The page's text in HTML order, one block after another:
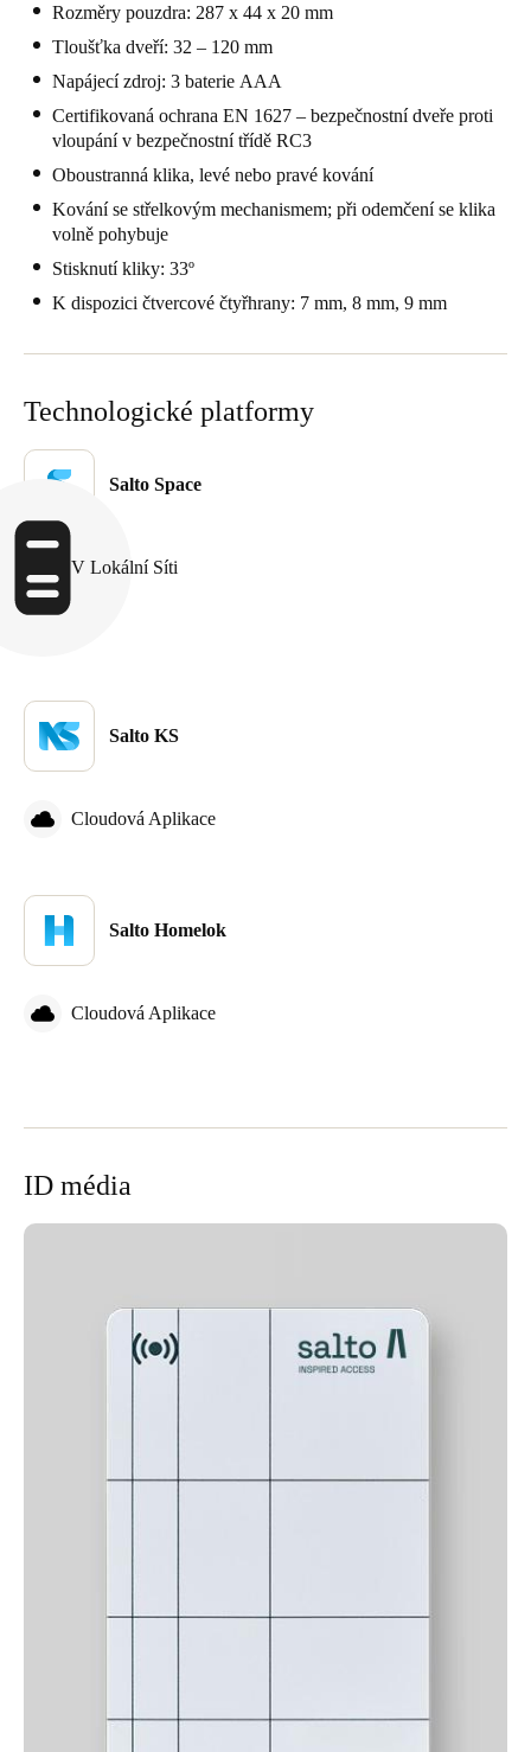
Czech Republic
Čeština
Danskere
English
Svenska English
Norway
NorskEnglish
Finnish
English
Uložit nový výběr jako výchozí
Rozměry pouzdra: 287 x 44 x 20 mm
Tloušťka dveří: 32 – 120 mm
Napájecí zdroj: 3 baterie AAA
Certifikovaná ochrana EN 1627 – bezpečnostní dveře proti
vloupání v bezpečnostní třídě RC3
Oboustranná klika, levé nebo pravé kování
Kování se střelkovým mechanismem; při odemčení se klika
volně pohybuje
Stisknutí kliky: 33º
K dispozici čtvercové čtyřhrany: 7 mm, 8 mm, 9 mm
Technologické platformy
Salto Space
V Lokální Síti
Salto KS
Cloudová Aplikace
Salto Homelok
Cloudová Aplikace
ID média